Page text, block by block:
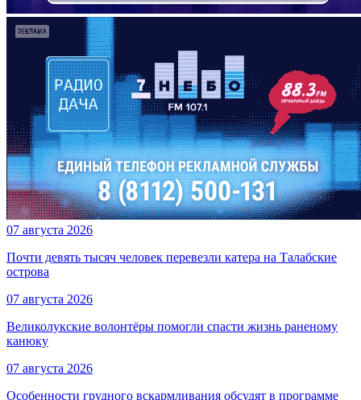
07 августа 2026
Почти девять тысяч человек перевезли катера на Талабские
острова
07 августа 2026
Великолукские волонтёры помогли спасти жизнь раненому
канюку
07 августа 2026
Особенности грудного вскармливания обсудят в программе